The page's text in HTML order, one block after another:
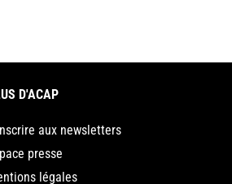
D'ACAP
aux newsletters
presse
légales